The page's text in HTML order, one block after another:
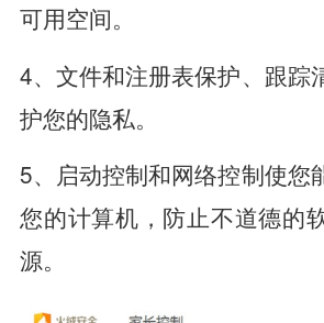
可用空间。
4、文件和注册表保护、跟踪
护您的隐私。
5、启动控制和网络控制使您
您的计算机，防止不道德的
源。